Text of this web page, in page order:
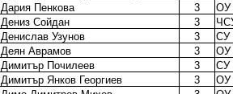
Дария Пенкова
3
ОУ
Дениз Сойдан
3
Денислав Узунов
3
СУ
Деян Аврамов
3
ОУ
Димитър Почилеев
3
СУ
Димитър Янков Георгиев
3
ОУ